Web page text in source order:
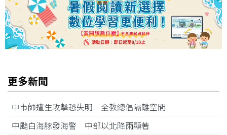
更多新聞
中市師遭生攻擊恐失明 全教總倡隔離空間
中颱白海豚發海警 中部以北降雨顯著